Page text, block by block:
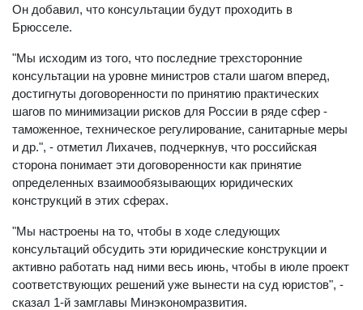
Он добавил, что консультации будут проходить в
Брюсселе.
"Мы исходим из того, что последние трехсторонние
консультации на уровне министров стали шагом вперед,
достигнуты договоренности по принятию практических
шагов по минимизации рисков для России в ряде сфер -
таможенное, техническое регулирование, санитарные меры
и др.", - отметил Лихачев, подчеркнув, что российская
сторона понимает эти договоренности как принятие
определенных взаимообязывающих юридических
конструкций в этих сферах.
"Мы настроены на то, чтобы в ходе следующих
консультаций обсудить эти юридические конструкции и
активно работать над ними весь июнь, чтобы в июле проект
соответствующих решений уже вынести на суд юристов", -
сказал 1-й замглавы Минэкономразвития.